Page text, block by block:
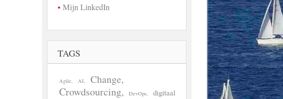
Mijn LinkedIn
TAGS
Agile AI Change
Crowdsourcing DevOps
digitaal